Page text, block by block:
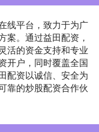
线平台，致力于为广
案。通过益田配资，
活的资金支持和专业
开户，同时覆盖全国
配资以诚信、安全为
靠的炒股配资合作伙